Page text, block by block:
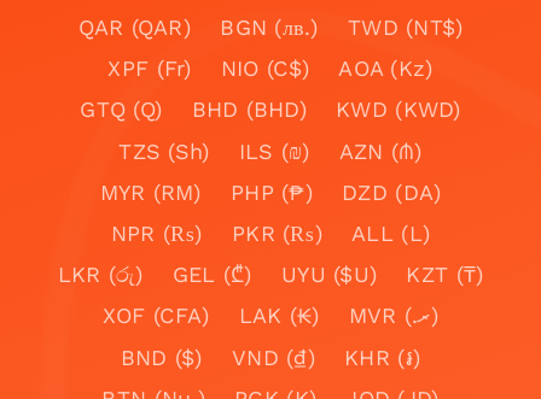
QAR (QAR)
BGN (лв.)
TWD (NT$)
XPF (Fr)
NIO (C$)
AOA (Kz)
GTQ (Q)
BHD (BHD)
KWD (KWD)
TZS (Sh)
ILS (₪)
AZN (₼)
MYR (RM)
PHP (₱)
DZD (DA)
NPR (₨)
PKR (₨)
ALL (L)
LKR (රු)
GEL (₾) UYU ($U)
KZT (₸)
XOF (CFA)
LAK (₭)
MVR (.ރ)
BND ($)
VND (₫)
KHR (៛)